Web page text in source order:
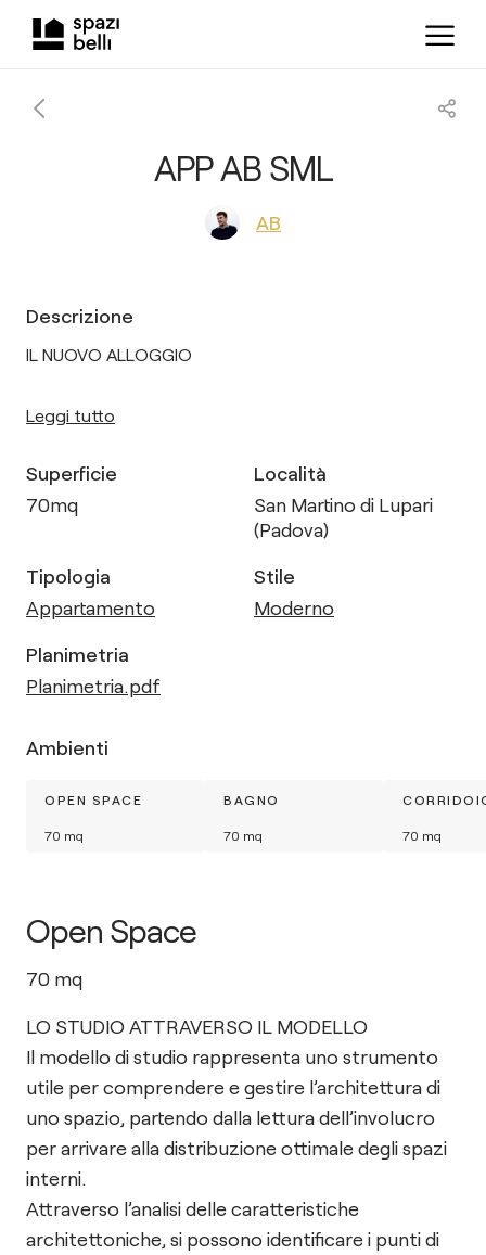
APP AB SML
AB
Descrizione
IL NUOVO ALLOGGIO
Leggi tutto
Superficie
70mq
Località
San Martino di Lupari
(Padova)
Tipologia
Appartamento
Stile
Moderno
Planimetria
Planimetria.pdf
Ambienti
OPEN SPACE
70 mq
BAGNO
70 mq 70 mq
Open Space
70 mq
LO STUDIO ATTRAVERSO IL MODELLO
Il modello di studio rappresenta uno strumento
utile per comprendere e gestire l’architettura di
uno spazio, partendo dalla lettura dell’involucro
per arrivare alla distribuzione ottimale degli spazi
interni.
Attraverso l’analisi delle caratteristiche
architettoniche, si possono identificare i punti di